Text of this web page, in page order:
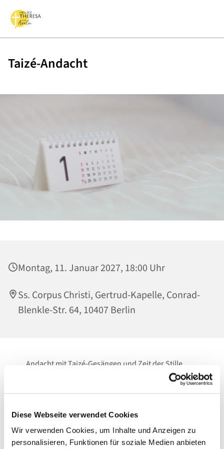
Diese Webseite verwendet Cookies
Wir verwenden Cookies, um Inhalte und Anzeigen zu
personalisieren, Funktionen für soziale Medien anbieten
Taizé-Andacht
Montag, 11. Januar 2027, 18:00 Uhr
Ss. Corpus Christi, Gertrud-Kapelle, Conrad-
Blenkle-Str. 64, 10407 Berlin
Andacht mit Taizé-Gesängen und Zeit der Stille